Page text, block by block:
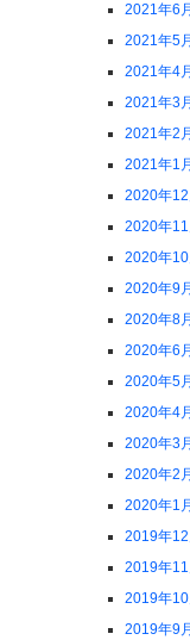
2021年6月
2021年5月
2021年4月
2021年3月
2021年2月
2021年1月
2020年12
2020年11
2020年10
2020年9月
2020年8月
2020年6月
2020年5月
2020年4月
2020年3月
2020年2月
2020年1月
2019年12
2019年11
2019年10
2019年9月